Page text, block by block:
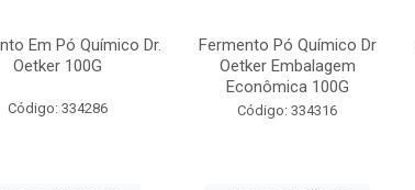
Em Pó Químico Dr.
Oetker 100G
Código: 334286
Fermento Pó Químico Dr
Oetker Embalagem
Econômica 100G
Código: 334316